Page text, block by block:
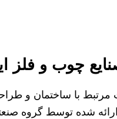
چوب و
با ساختمان و
شده توسط گروه